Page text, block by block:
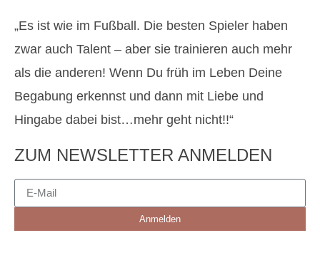
„Es ist wie im Fußball. Die besten Spieler haben
zwar auch Talent – aber sie trainieren auch mehr
als die anderen! Wenn Du früh im Leben Deine
Begabung erkennst und dann mit Liebe und
Hingabe dabei bist…mehr geht nicht!!“
ZUM NEWSLETTER ANMELDEN
Anmelden